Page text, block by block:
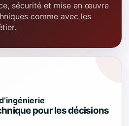
sécurité et mise en œuvre
comme avec les
pour les décisions